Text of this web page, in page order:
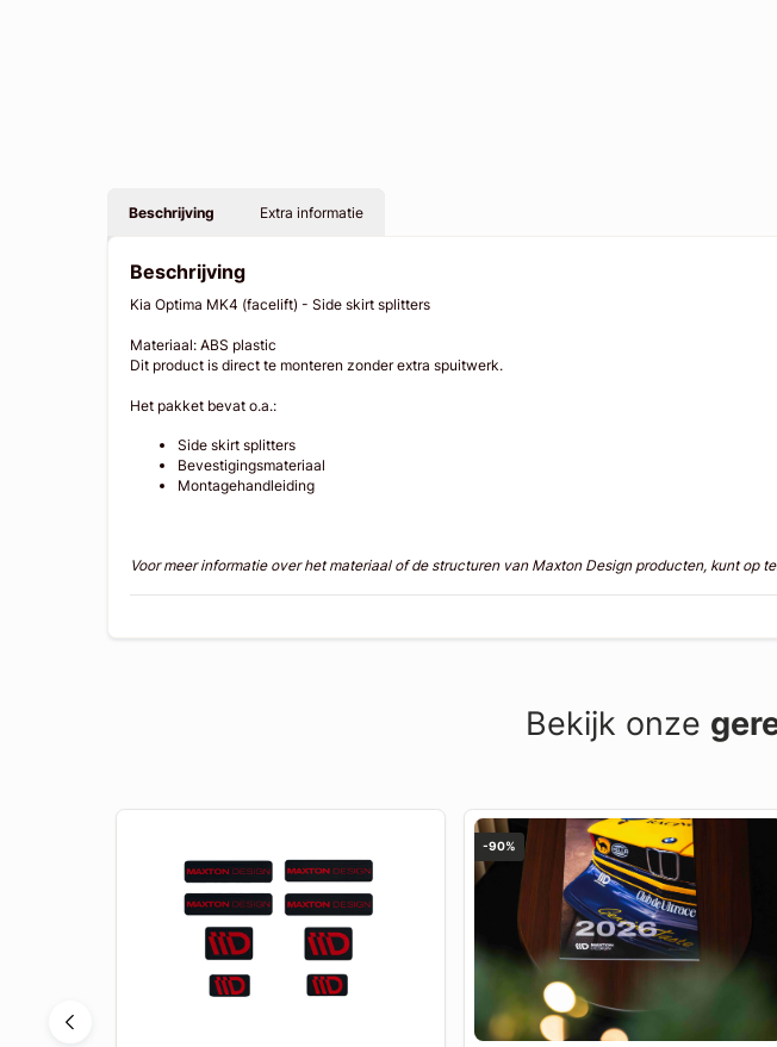
Beschrijving Extra informatie
Beschrijving
Kia Optima MK4 (facelift) - Side skirt splitters
Materiaal: ABS plastic
Dit product is direct te monteren zonder extra spuitwerk.
Het pakket bevat o.a.:
Side skirt splitters
Bevestigingsmateriaal
Montagehandleiding
Voor meer informatie over het materiaal of de structuren van Maxton Design producten, kunt op
Bekijk onze
-90%